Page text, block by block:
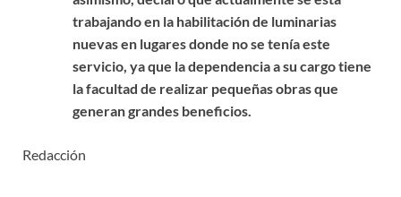
trabajando en la habilitación de luminarias
nuevas en lugares donde no se tenía este
servicio, ya que la dependencia a su cargo tiene
la facultad de realizar pequeñas obras que
generan grandes beneficios.
Redacción